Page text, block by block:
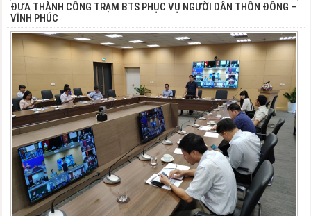
ĐƯA THÀNH CÔNG TRẠM BTS PHỤC VỤ NGƯỜI DÂN THÔN ĐÔNG –
VĨNH PHÚC